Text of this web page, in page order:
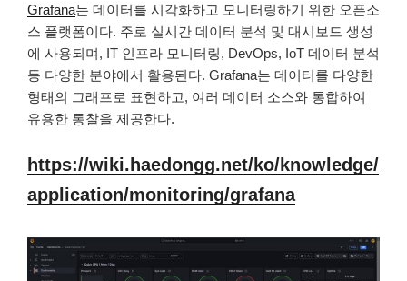
Grafana는 데이터를 시각화하고 모니터링하기 위한 오픈소
스 플랫폼이다. 주로 실시간 데이터 분석 및 대시보드 생성
에 사용되며, IT 인프라 모니터링, DevOps, IoT 데이터 분석
등 다양한 분야에서 활용된다. Grafana는 데이터를 다양한
형태의 그래프로 표현하고, 여러 데이터 소스와 통합하여
유용한 통찰을 제공한다.
https://wiki.haedongg.net/ko/knowledge/
application/monitoring/grafana